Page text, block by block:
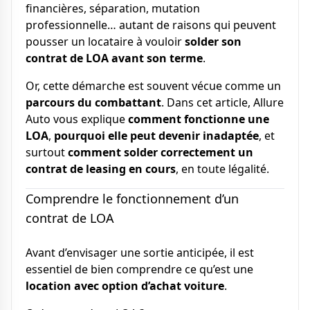
financières, séparation, mutation
professionnelle… autant de raisons qui peuvent
pousser un locataire à vouloirsolder son
contrat de LOA avant son terme.
Or, cette démarche est souvent vécue comme un
parcours du combattant. Dans cet article, Allure
Auto vous expliquecomment fonctionne une
LOA, pourquoi elle peut devenir inadaptée, et
surtoutcomment solder correctement un
contrat de leasing en cours, en toute légalité.
Comprendre le fonctionnement d’un
contrat de LOA
Avant d’envisager une sortie anticipée, il est
essentiel de bien comprendre ce qu’est une
location avec option d’achat voiture.